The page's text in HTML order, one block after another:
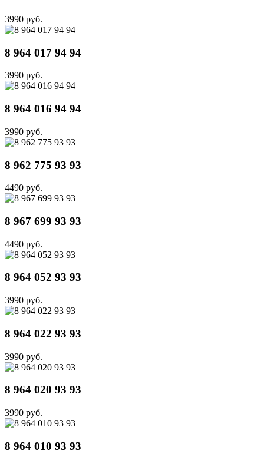
3990 руб.
8 964 017 94 94
3990 руб.
8 964 016 94 94
3990 руб.
8 962 775 93 93
4490 руб.
8 967 699 93 93
4490 руб.
8 964 052 93 93
3990 руб.
8 964 022 93 93
3990 руб.
8 964 020 93 93
3990 руб.
8 964 010 93 93